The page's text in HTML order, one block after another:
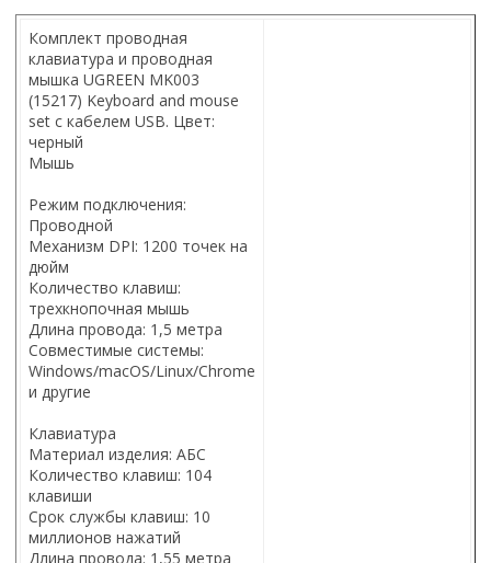
Комплект проводная
клавиатура и проводная
мышка UGREEN MK003
(15217) Keyboard and mouse
set с кабелем USB. Цвет:
черный
Мышь
Режим подключения:
Проводной
Механизм DPI: 1200 точек на
дюйм
Количество клавиш:
трехкнопочная мышь
Длина провода: 1,5 метра
Совместимые системы:
Windows/macOS/Linux/Chrome
и другие
Клавиатура
Материал изделия: АБС
Количество клавиш: 104
клавиши
Срок службы клавиш: 10
миллионов нажатий
Длина провода: 1,55 метра